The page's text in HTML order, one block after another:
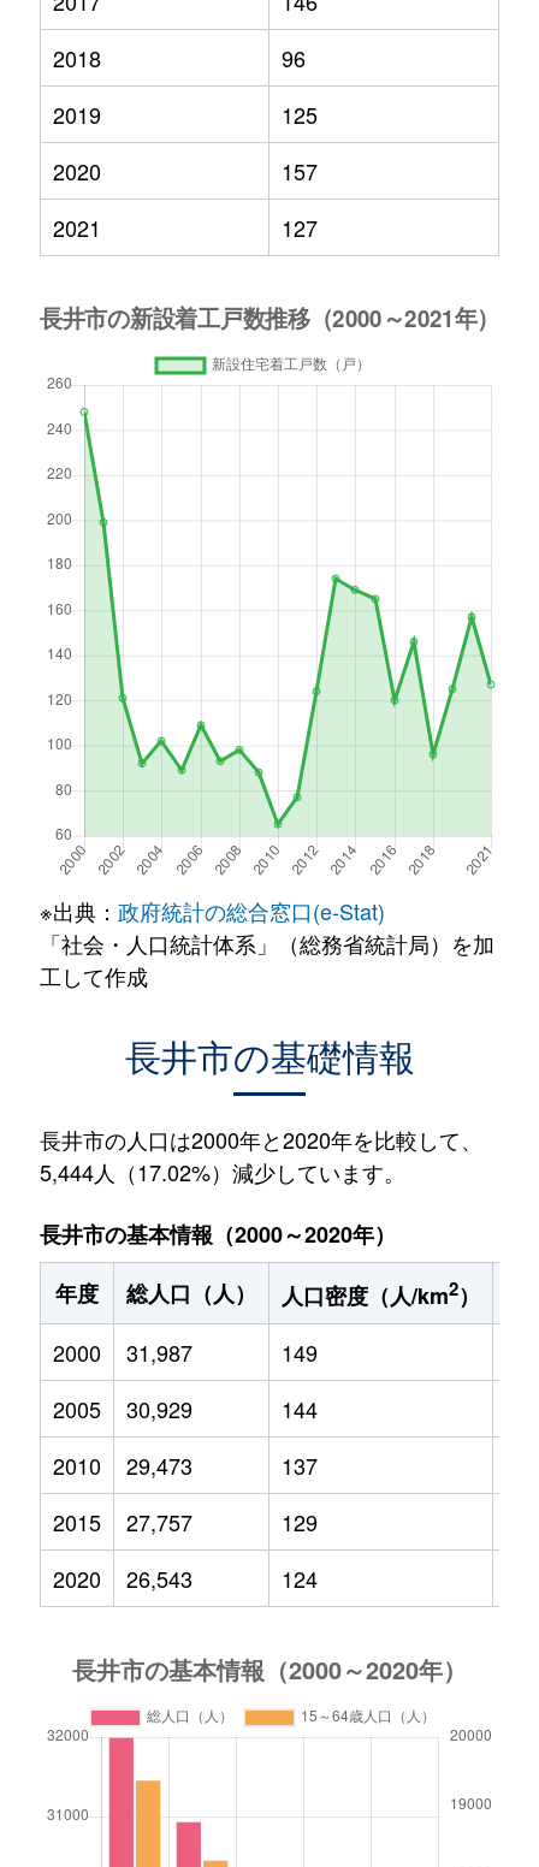
2018
96
2019
125
2020
157
2021
127
※出典： 政府統計の総合窓口(e-Stat)
「社会・人口統計体系」（総務省統計局）を加
工して作成
長井市の基礎情報
長井市の人口は2000年と2020年を比較して、
5,444人（17.02%）減少しています。
長井市の基本情報（2000～2020年）
年度
総人口（人） 人口密度（人/km2）
2000
31,987 149
2005
30,929 144
2010
29,473 137
2015
27,757 129
2020
26,543 124